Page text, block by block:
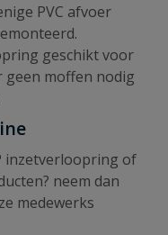
PVC afvoer
geschikt voor
geen moffen nodig
inzetverloopring of
neem dan
medewerks